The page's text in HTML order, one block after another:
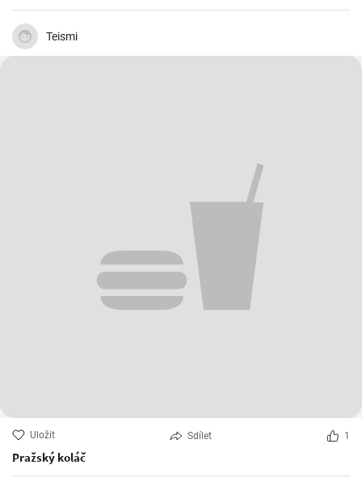
Teismi
Uložit Sdílet 1
Pražský koláč